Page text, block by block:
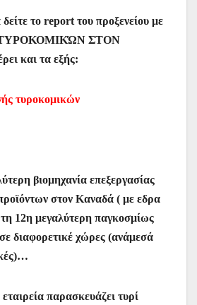
το report του προξενείου με
ΤΥΡΟΚΟΜΙΚΏΝ ΣΤΟΝ
και τα εξής:
τυροκομικών
βιομηχανία επεξεργασίας
στον Καναδά ( με εδρα
12η μεγαλύτερη παγκοσμίως
διαφορετικέ χώρες (ανάμεσά
παρασκευάζει τυρί